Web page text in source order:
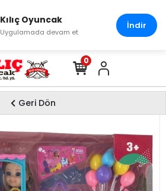
0
Geri Dön
Kılıç Oyuncak
Uygulamada devam et
İndir